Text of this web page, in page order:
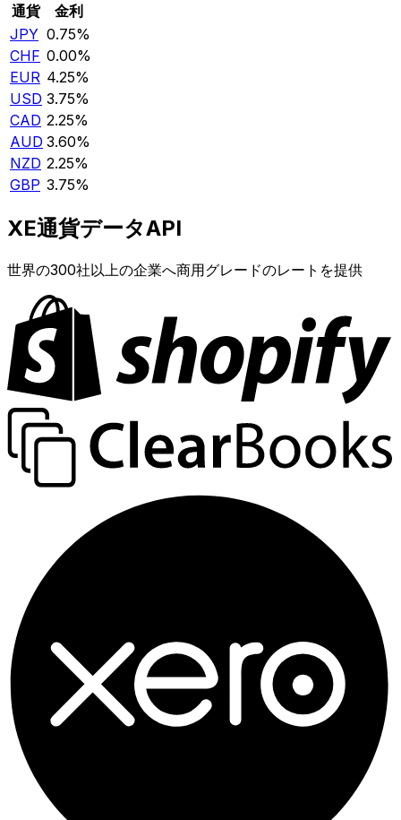
通貨
金利
JPY 0.75%
CHF 0.00%
EUR 4.25%
USD 3.75%
CAD 2.25%
AUD 3.60%
NZD 2.25%
GBP 3.75%
XE通貨データAPI
世界の300社以上の企業へ商用グレードのレートを提供